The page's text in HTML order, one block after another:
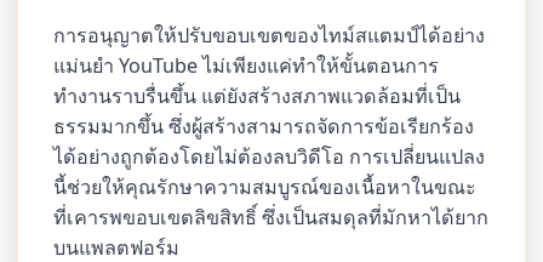
การอนุญาตให้ปรับขอบเขตของไทม์สแตมป์ได้อย่าง
แม่นยำ YouTube ไม่เพียงแค่ทำให้ขั้นตอนการ
ทำงานราบรื่นขึ้น แต่ยังสร้างสภาพแวดล้อมที่เป็น
ธรรมมากขึ้น ซึ่งผู้สร้างสามารถจัดการข้อเรียกร้อง
ได้อย่างถูกต้องโดยไม่ต้องลบวิดีโอ การเปลี่ยนแปลง
นี้ช่วยให้คุณรักษาความสมบูรณ์ของเนื้อหาในขณะ
ที่เคารพขอบเขตลิขสิทธิ์ ซึ่งเป็นสมดุลที่มักหาได้ยาก
บนแพลตฟอร์ม